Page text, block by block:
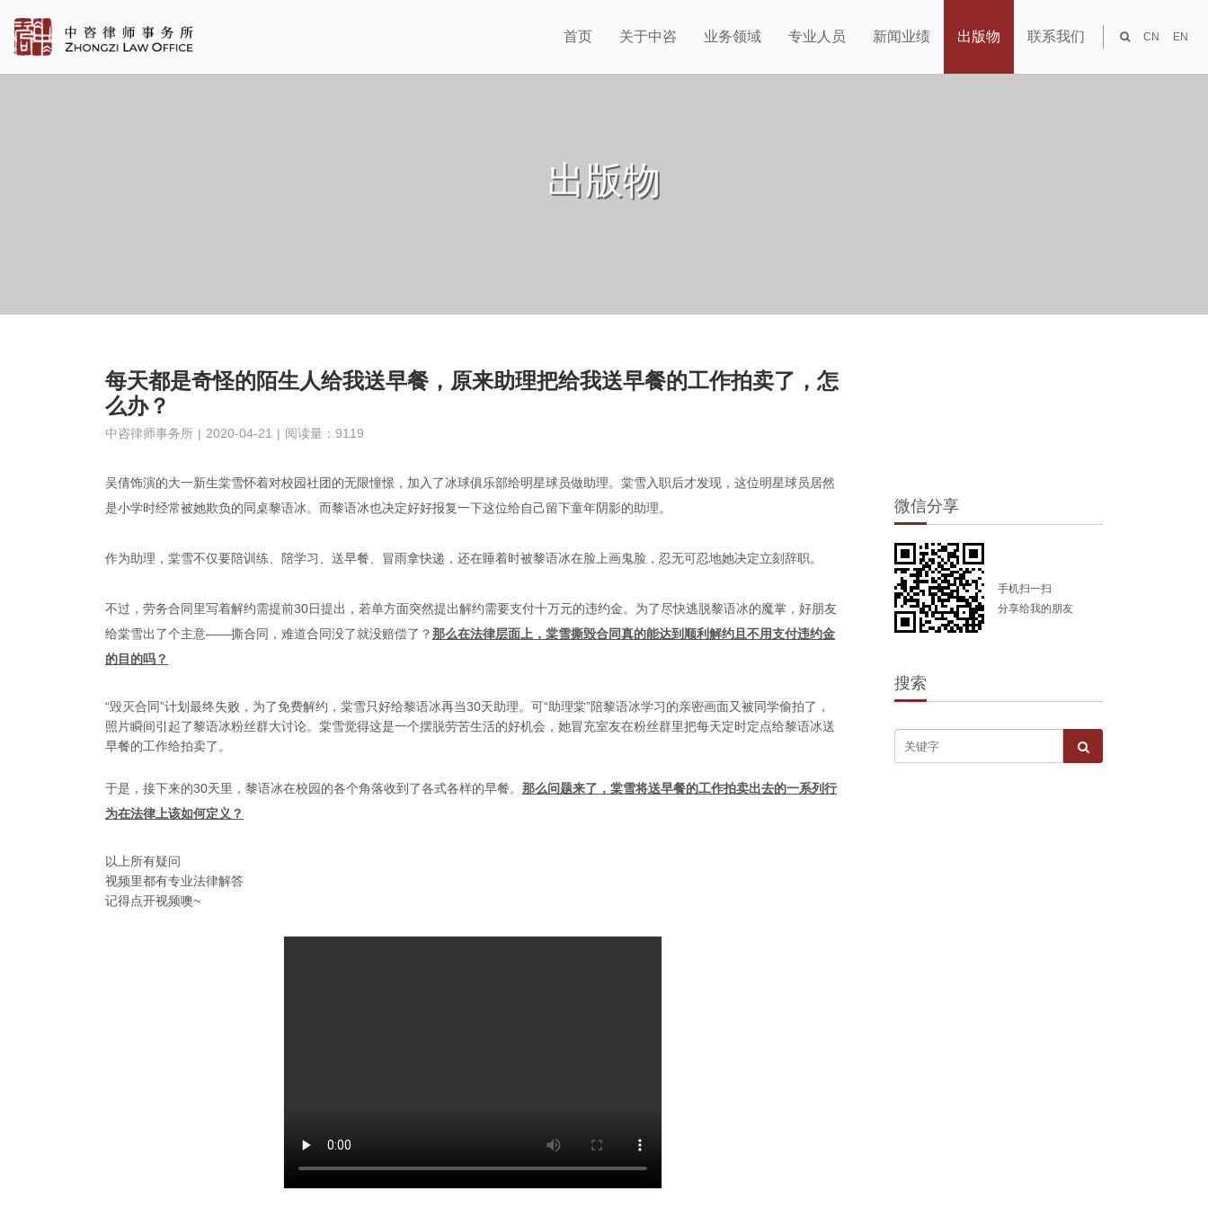
首页 关于中咨 业务领域 专业人员 新闻业绩 出版物 联系我们 CN EN
出版物
每天都是奇怪的陌生人给我送早餐，原来助理把给我送早餐的工作拍卖了，怎
么办？
中咨律师事务所 | 2020-04-21 | 阅读量：9119
吴倩饰演的大一新生棠雪怀着对校园社团的无限憧憬，加入了冰球俱乐部给明星球员做助理。棠雪入职后才发现，这位明星球员居然
是小学时经常被她欺负的同桌黎语冰。而黎语冰也决定好好报复一下这位给自己留下童年阴影的助理。
作为助理，棠雪不仅要陪训练、陪学习、送早餐、冒雨拿快递，还在睡着时被黎语冰在脸上画鬼脸，忍无可忍地她决定立刻辞职。
不过，劳务合同里写着解约需提前30日提出，若单方面突然提出解约需要支付十万元的违约金。为了尽快逃脱黎语冰的魔掌，好朋友
给棠雪出了个主意——撕合同，难道合同没了就没赔偿了？那么在法律层面上，棠雪撕毁合同真的能达到顺利解约且不用支付违约金
的目的吗？
“毁灭合同”计划最终失败，为了免费解约，棠雪只好给黎语冰再当30天助理。可“助理棠”陪黎语冰学习的亲密画面又被同学偷拍了，
照片瞬间引起了黎语冰粉丝群大讨论。棠雪觉得这是一个摆脱劳苦生活的好机会，她冒充室友在粉丝群里把每天定时定点给黎语冰送
早餐的工作给拍卖了。
于是，接下来的30天里，黎语冰在校园的各个角落收到了各式各样的早餐。 那么问题来了，棠雪将送早餐的工作拍卖出去的一系列行
为在法律上该如何定义？
以上所有疑问
视频里都有专业法律解答
记得点开视频噢~
微信分享
手机扫一扫
分享给我的朋友
搜索